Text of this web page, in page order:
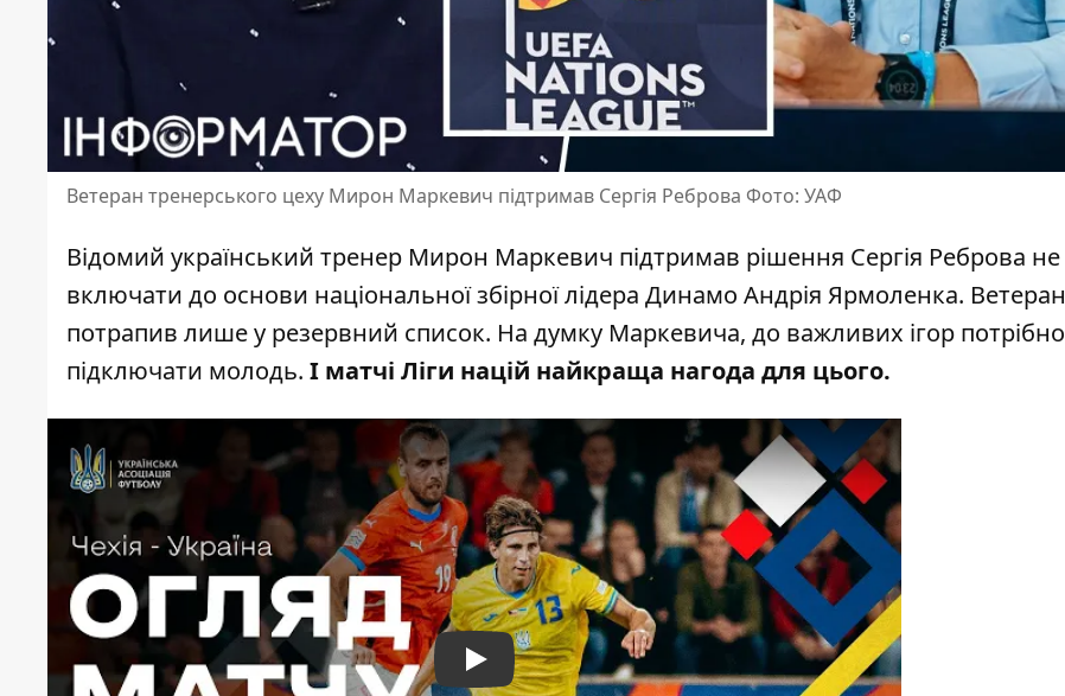
Ветеран тренерського цеху Мирон Маркевич підтримав Сергія Реброва Фото: УАФ
Відомий український тренер Мирон Маркевич підтримав рішення Сергія Реброва не
включати до основи національної збірної лідера Динамо Андрія Ярмоленка. Ветеран
потрапив лише у резервний список. На думку Маркевича, до важливих ігор потрібно
підключати молодь. І матчі Ліги націй найкраща нагода для цього.
Play